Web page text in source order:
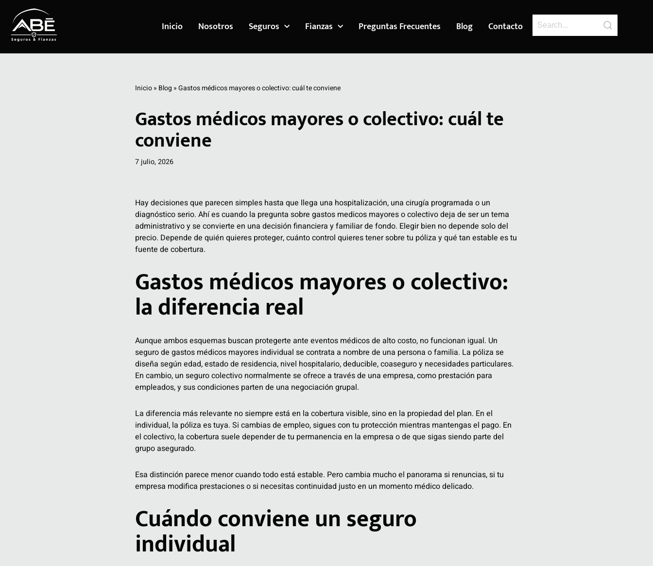
Saltar
al
Inicio Nosotros Seguros Fianzas Preguntas Frecuentes Blog Contacto
Inicio» Blog »Gastos médicos mayores o colectivo: cuál te conviene
Gastos médicos mayores o colectivo: cuál te
conviene
7 julio, 2026
Hay decisiones que parecen simples hasta que llega una hospitalización, una cirugía programada o un
diagnóstico serio. Ahí es cuando la pregunta sobre gastos medicos mayores o colectivo deja de ser un tema
administrativo y se convierte en una decisión financiera y familiar de fondo. Elegir bien no depende solo del
precio. Depende de quién quieres proteger, cuánto control quieres tener sobre tu póliza y qué tan estable es tu
fuente de cobertura.
Gastos médicos mayores o colectivo:
la diferencia real
Aunque ambos esquemas buscan protegerte ante eventos médicos de alto costo, no funcionan igual. Un
seguro de gastos médicos mayores individual se contrata a nombre de una persona o familia. La póliza se
diseña según edad, estado de residencia, nivel hospitalario, deducible, coaseguro y necesidades particulares.
En cambio, un seguro colectivo normalmente se ofrece a través de una empresa, como prestación para
empleados, y sus condiciones parten de una negociación grupal.
La diferencia más relevante no siempre está en la cobertura visible, sino en la propiedad del plan. En el
individual, la póliza es tuya. Si cambias de empleo, sigues con tu protección mientras mantengas el pago. En
el colectivo, la cobertura suele depender de tu permanencia en la empresa o de que sigas siendo parte del
grupo asegurado.
Esa distinción parece menor cuando todo está estable. Pero cambia mucho el panorama si renuncias, si tu
empresa modifica prestaciones o si necesitas continuidad justo en un momento médico delicado.
Cuándo conviene un seguro
individual